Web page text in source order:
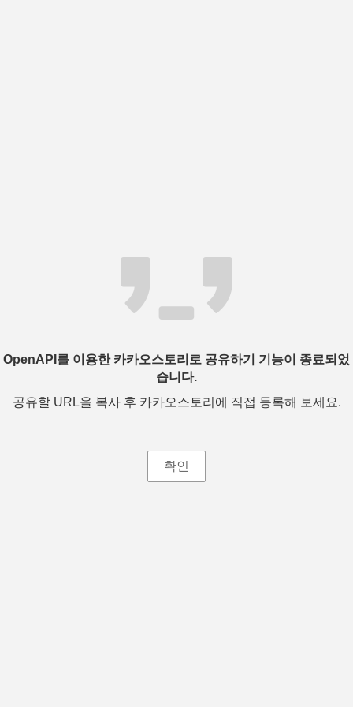
OpenAPI를 이용한 카카오스토리로 공유하기 기능이 종료되었
습니다.
공유할 URL을 복사 후 카카오스토리에 직접 등록해 보세요.
확인